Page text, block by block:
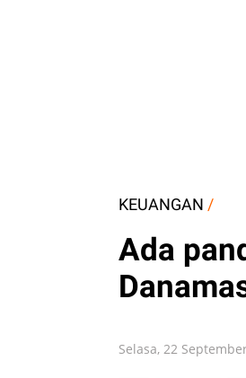
KEUANGAN /
Ada
Selasa, 22